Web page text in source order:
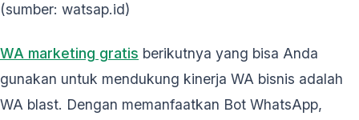
(sumber: watsap.id)
WA marketing gratis berikutnya yang bisa Anda
gunakan untuk mendukung kinerja WA bisnis adalah
WA blast. Dengan memanfaatkan Bot WhatsApp,